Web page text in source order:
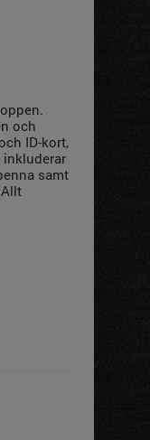
och
ID-kort,
inkluderar
samt